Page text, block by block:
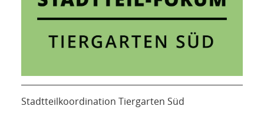
Stadtteilkoordination Tiergarten Süd